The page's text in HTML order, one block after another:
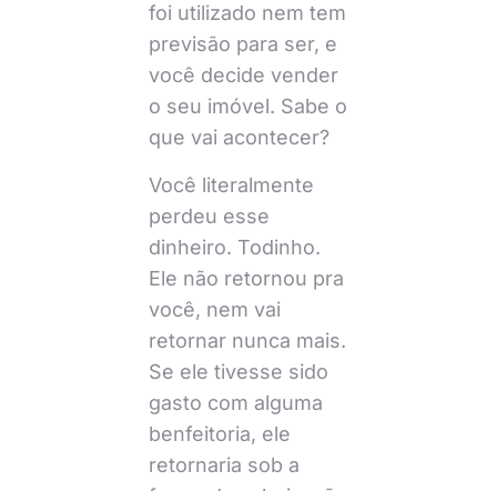
foi utilizado nem tem
previsão para ser, e
você decide vender
o seu imóvel. Sabe o
que vai acontecer?
Você literalmente
perdeu esse
dinheiro. Todinho.
Ele não retornou pra
você, nem vai
retornar nunca mais.
Se ele tivesse sido
gasto com alguma
benfeitoria, ele
retornaria sob a